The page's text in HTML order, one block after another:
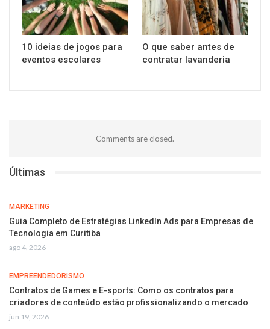
10 ideias de jogos para
eventos escolares
O que saber antes de
contratar lavanderia
Comments are closed.
Últimas
MARKETING
Guia Completo de Estratégias LinkedIn Ads para Empresas de
Tecnologia em Curitiba
ago 4, 2026
EMPREENDEDORISMO
Contratos de Games e E-sports: Como os contratos para
criadores de conteúdo estão profissionalizando o mercado
jun 19, 2026